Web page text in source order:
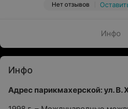
Нет отзывов
Инфо
Инфо
Адрес парикмахерской: ул. В.